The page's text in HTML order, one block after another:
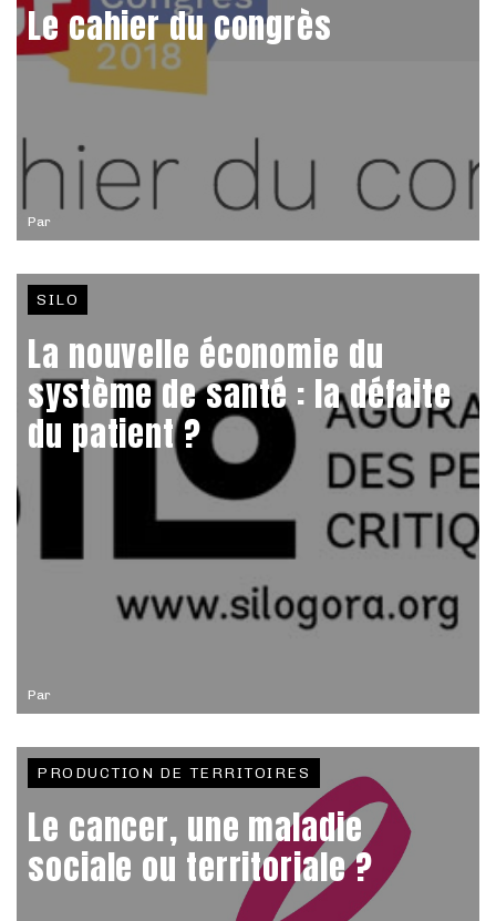
Par
Le cahier du congrès
Par
SILO
La nouvelle économie du
système de santé : la défaite
du patient ?
PRODUCTION DE TERRITOIRES
Le cancer, une maladie
sociale ou territoriale ?